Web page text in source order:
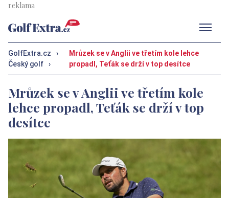
GolfExtra.cz
›
Český golf
›
Mrůzek se v Anglii ve třetím kole lehce
propadl, Teťák se drží v top desítce
Mrůzek se v Anglii ve třetím kole
lehce propadl, Teťák se drží v top
desítce